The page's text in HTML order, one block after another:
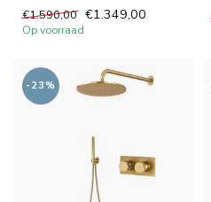
ther...
€1.590,00 €1.349,00
Op voorraad
-23%